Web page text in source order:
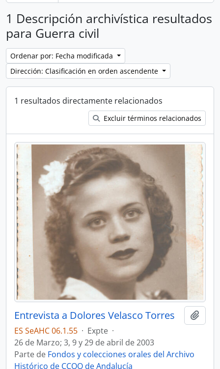
1 Descripción archivística resultados
para Guerra civil
Ordenar por: Fecha modificada
Dirección: Clasificación en orden ascendente
1 resultados directamente relacionados
Excluir términos relacionados
Entrevista a Dolores Velasco Torres
ES SeAHC 06.1.55 · Expte ·
26 de Marzo; 3, 9 y 29 de abril de 2003
Parte de Fondos y colecciones orales del Archivo
Histórico de CCOO de Andalucía